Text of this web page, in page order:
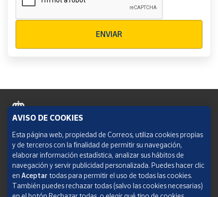
ENVIAR
Política de cookies
Aviso legal
Condiciones del servicio
Política de Privacidad Web
AVISO DE COOKIES
Esta página web, propiedad de Correos, utiliza cookies propias
y de terceros con la finalidad de permitir su navegación,
elaborar información estadística, analizar sus hábitos de
navegación y servir publicidad personalizada. Puedes hacer clic
en Aceptar todas para permitir el uso de todas las cookies.
También puedes rechazar todas (salvo las cookies necesarias)